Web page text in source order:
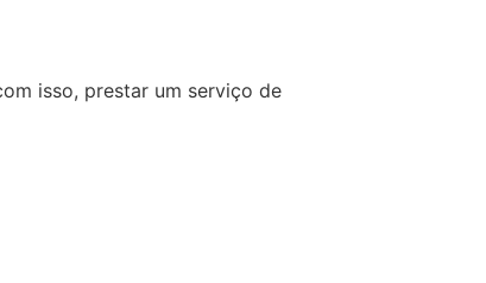
isso, prestar um serviço de